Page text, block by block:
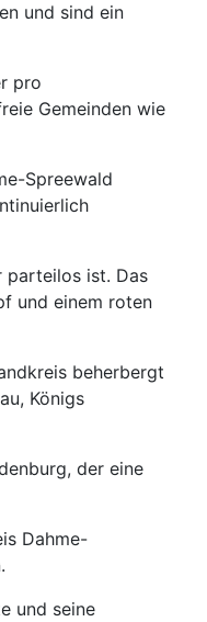
und sind ein
pro
Gemeinden wie
Spreewald
parteilos ist. Das
und einem roten
beherbergt
Königs
der eine
Dahme-
und seine